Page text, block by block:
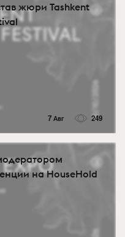
жюри Tashkent
7 Авг 249
на HouseHold